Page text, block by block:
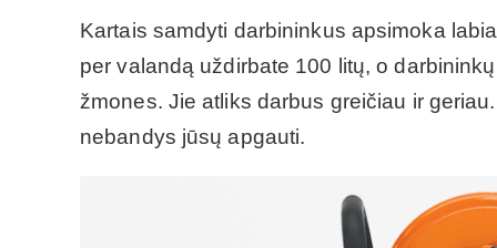
Kartais samdyti darbininkus apsimoka
per valandą uždirbate 100 litų, o
žmones. Jie atliks darbus greičiau ir
nebandys jūsų apgauti.